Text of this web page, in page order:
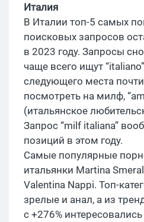
Италия
В Италии топ-5 самых
поисковых запросов
в 2023 году. Запросы
чаще всего ищут
следующего места
посмотреть на милф,
(итальянское
Запрос “milf italiana”
позиций в этом году.
Самые популярные
итальянки Martina
Valentina Nappi. Топ-
зрелые и анал, а из
с +276%